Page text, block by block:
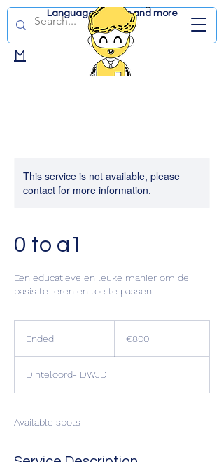
DUTCHWITHJD.CO
M
Language lessons and more
This service is not available, please
contact for more information.
0 to a1
Een educatieve en leuke manier om de
basis te leren en toe te passen.
Ended
e
d
€800
Dinteloord- DWJD
Available spots